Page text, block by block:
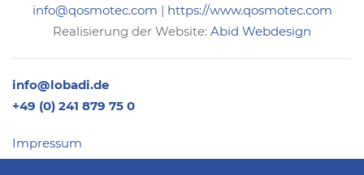
info@qosmotec.com | https://www.qosmotec.com
Realisierung der Website: Abid Webdesign
info@lobadi.de
+49 (0) 241 879 75 0
Impressum
Datenschutz